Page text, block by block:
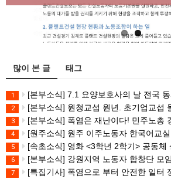
많이 본 글 태그
1 [본부소식] 7.1 요양보호사의 날 전국
2 [본부소식] 원청교섭 원년. 초기업교섭 돌파! 모든 노동자의 노동기본
3 [본부소식] 폭염은 재난이다! 민주노총 강원지역본
4 [원주소식] 원주 이주노동자 한국어교실
5 [속초소식] 영화 <3학년 2학기> 공동체
6 [본부소식] 강원지역 노동자 합창단 모임
7 [특집기사] 폭염으로 부터 안전한 일터